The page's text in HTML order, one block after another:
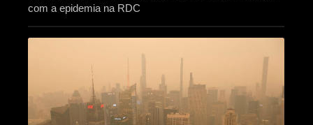
com a epidemia na RDC